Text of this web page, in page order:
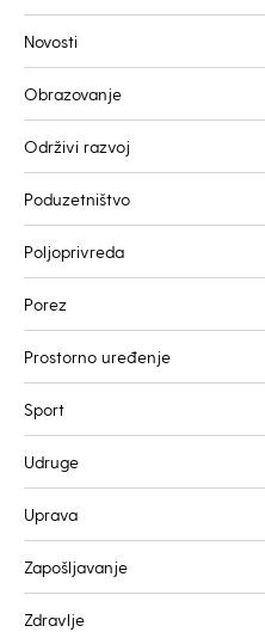
Novosti
Obrazovanje
Održivi razvoj
Poduzetništvo
Poljoprivreda
Porez
Prostorno uređenje
Sport
Udruge
Uprava
Zapošljavanje
Zdravlje